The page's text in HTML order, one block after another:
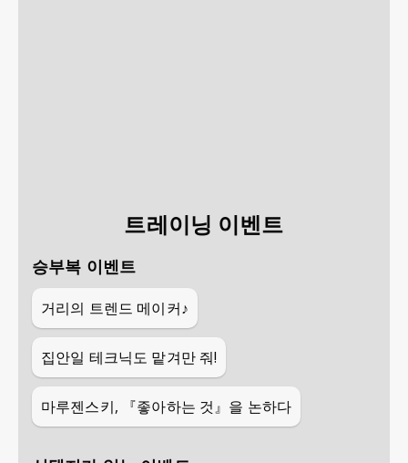
트레이닝 이벤트
승부복 이벤트
거리의 트렌드 메이커♪
집안일 테크닉도 맡겨만 줘!
마루젠스키, 『좋아하는 것』을 논하다